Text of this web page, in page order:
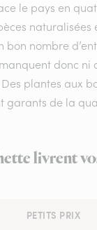
le pays en
naturalisées
bon nombre
donc
plantes aux
garants de la
livrent
PETITS PRIX